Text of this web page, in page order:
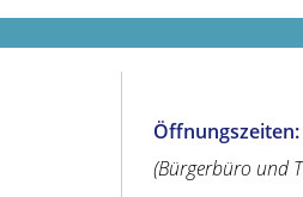
Öffnungszeiten:
(Bürgerbüro und